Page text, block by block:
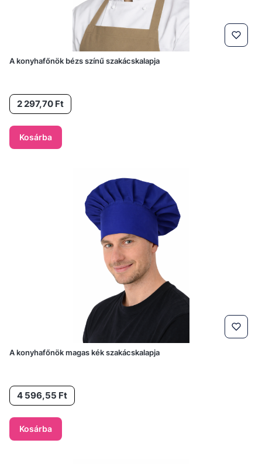
A konyhafőnök bézs színű szakácskalapja
Ár2 297,70 Ft
Kosárba
A konyhafőnök magas kék szakácskalapja
Ár 4 596,55 Ft
Kosárba